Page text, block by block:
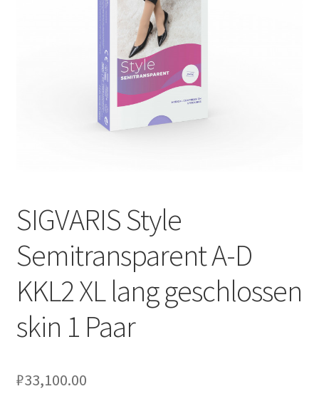
Оставить отзыв
Оформление заказа
Подтверждение заказа
SIGVARIS Style
Semitransparent A-D
KKL2 XL lang geschlossen
skin 1 Paar
₽33,100.00